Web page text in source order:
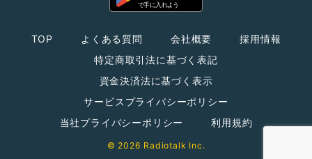
TOP よくある質問 会社概要
採用情報
特定商取引法に基づく表記
資金決済法に基づく表示
サービスプライバシーポリシー
当社プライバシーポリシー
利用規約
© 2026 Radiotalk Inc.